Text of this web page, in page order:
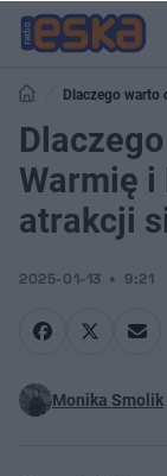
Dlaczego warto
spodziewasz
Warmię i
atrakcji
2025-01-13 9:21
Monika Smolik